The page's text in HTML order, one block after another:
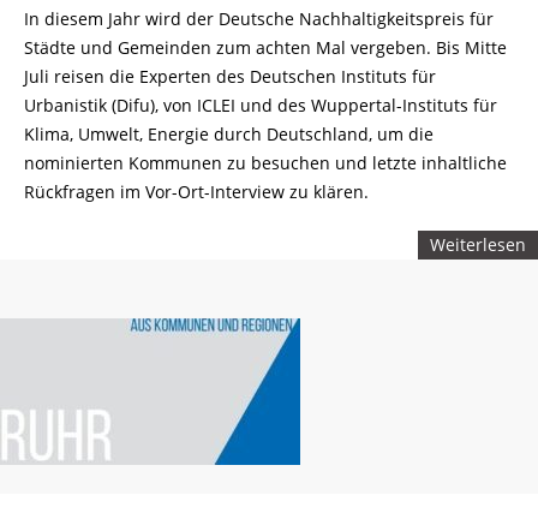
In diesem Jahr wird der Deutsche Nachhaltigkeitspreis für
Städte und Gemeinden zum achten Mal vergeben. Bis Mitte
Juli reisen die Experten des Deutschen Instituts für
Urbanistik (Difu), von ICLEI und des Wuppertal-Instituts für
Klima, Umwelt, Energie durch Deutschland, um die
nominierten Kommunen zu besuchen und letzte inhaltliche
Rückfragen im Vor-Ort-Interview zu klären.
Weiterlesen